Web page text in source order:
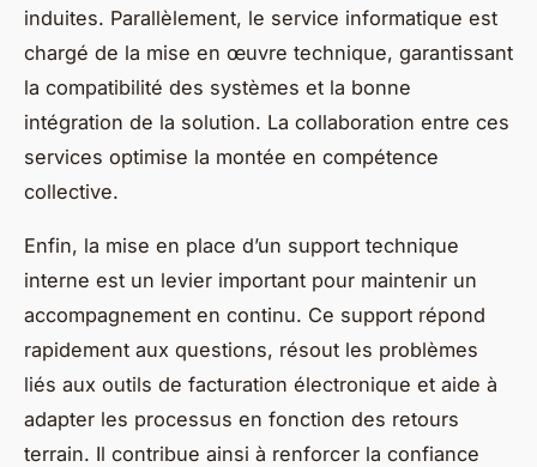
induites. Parallèlement, le service informatique est
chargé de la mise en œuvre technique, garantissant
la compatibilité des systèmes et la bonne
intégration de la solution. La collaboration entre ces
services optimise la montée en compétence
collective.
Enfin, la mise en place d’un support technique
interne est un levier important pour maintenir un
accompagnement en continu. Ce support répond
rapidement aux questions, résout les problèmes
liés aux outils de facturation électronique et aide à
adapter les processus en fonction des retours
terrain. Il contribue ainsi à renforcer la confiance